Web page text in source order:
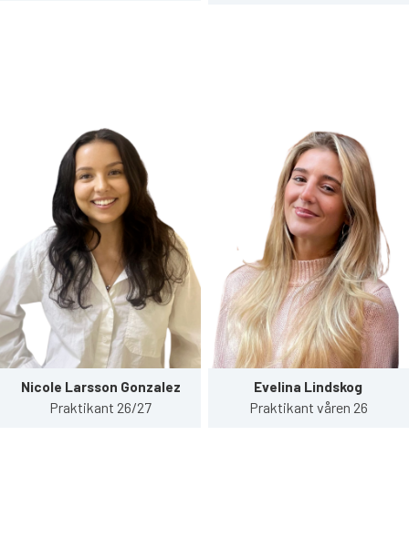
Nicole Larsson Gonzalez
Praktikant 26/27
Evelina Lindskog
Praktikant våren 26